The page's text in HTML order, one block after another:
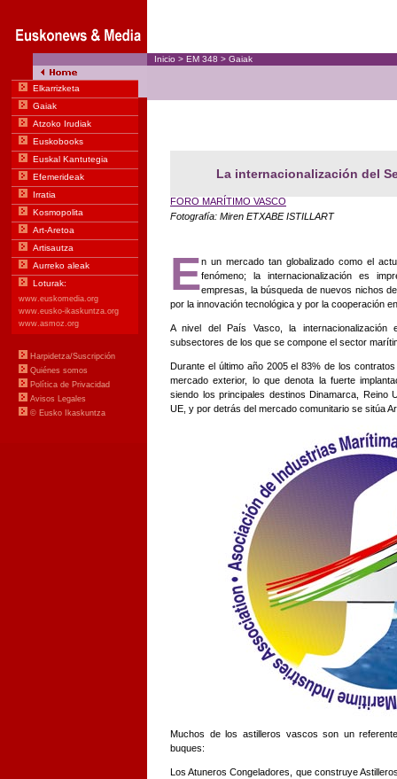
La internacionalización del
FORO MARÍTIMO VASCO
Fotografía: Miren ETXABE ISTILLART
En un mercado tan globalizado como el
fenómeno; la internacionalización es
empresas, la búsqueda de nuevos nichos
por la innovación tecnológica y por la cooperación
A nivel del País Vasco, la
subsectores de los que se compone el sector
Durante el último año 2005 el 83% de los
mercado exterior, lo que denota la fuerte
siendo los principales destinos Dinamarca, Reino
UE, y por detrás del mercado comunitario se sitúa
Muchos de los astilleros vascos son un
buques:
Los Atuneros Congeladores, que construye
Inicio > EM 348 > Gaiak